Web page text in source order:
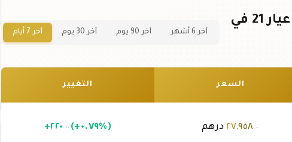
سعر سبيكة ذهب 25 جرام عيار 21 في
آخر 6 أشهر آخر 90 يوم آخر 30 يوم آخر 7 أيام
السعر التغيير
٢٧,٩٥٨.٠٠ درهم +٢٢٠ .٠٠ (+٠.٧٩%)